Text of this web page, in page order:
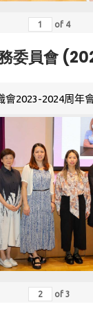
of 4
委員會
會2023-2024周年
of3